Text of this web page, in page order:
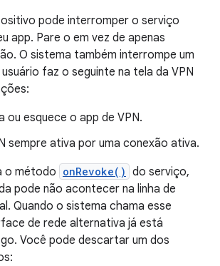
pode interromper o serviço
app. Pare o em vez de apenas
O sistema também interrompe um
faz o seguinte na tela da VPN
ou esquece o app de VPN.
sempre ativa por uma conexão ativa.
o método onRevoke() do serviço,
pode não acontecer na linha de
Quando o sistema chama esse
de rede alternativa já está
Você pode descartar um dos